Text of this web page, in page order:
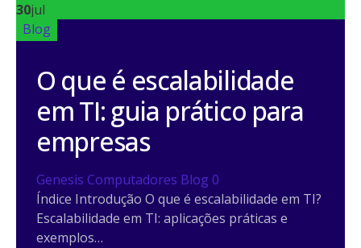
30jul
Blog
O que é escalabilidade
em TI: guia prático para
empresas
Genesis Computadores Blog 0
Índice Introdução O que é escalabilidade em TI?
Escalabilidade em TI: aplicações práticas e
exemplos…